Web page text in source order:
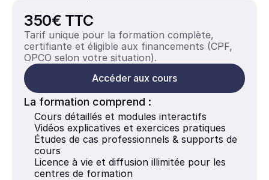
350€ TTC
Tarif unique pour la formation complète,
certifiante et éligible aux financements (CPF,
OPCO selon votre situation).
Accéder aux cours
La formation comprend :
Cours détaillés et modules interactifs
Vidéos explicatives et exercices pratiques
Études de cas professionnels & supports de
cours
Licence à vie et diffusion illimitée pour les
centres de formation